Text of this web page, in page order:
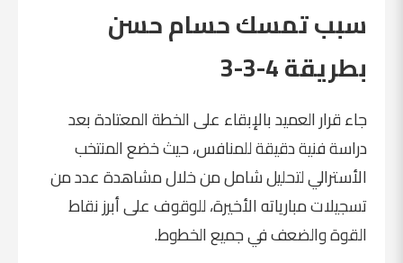
سبب تمسك حسام حسن
بطريقة 4-3-3
جاء قرار العميد بالإبقاء على الخطة المعتادة بعد
دراسة فنية دقيقة للمنافس، حيث خضع المنتخب
الأسترالي لتحليل شامل من خلال مشاهدة عدد من
تسجيلات مبارياته الأخيرة، للوقوف على أبرز نقاط
القوة والضعف في جميع الخطوط.